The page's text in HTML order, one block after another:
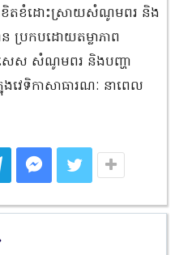
នាខិតខំដោះស្រាយសំណូមពរ និង
ប្រកបដោយតម្លាភាព
េស សំណូមពរ និងបញ្ហា
វេទិកាសាធារណៈ នាពេល